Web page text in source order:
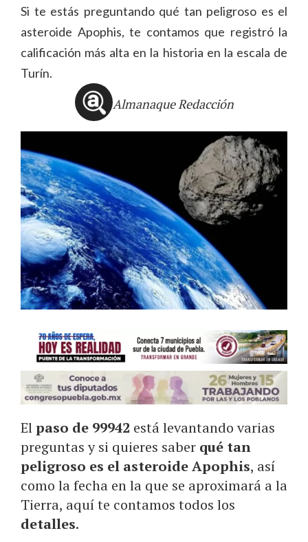
Si te estás preguntando qué tan peligroso es el
asteroide Apophis, te contamos que registró la
calificación más alta en la historia en la escala de
Turín.
Almanaque Redacción
Elpaso de 99942 está levantando varias
preguntas y si quieres saber qué tan
peligroso es el asteroide Apophis, así
como la fecha en la que se aproximará a la
Tierra, aquí te contamos todos los
detalles.